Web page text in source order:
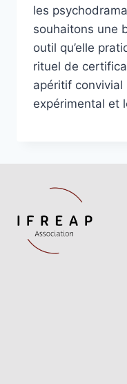
les
souhaitons une
outil qu’elle
rituel de
apéritif convivial
expérimental et